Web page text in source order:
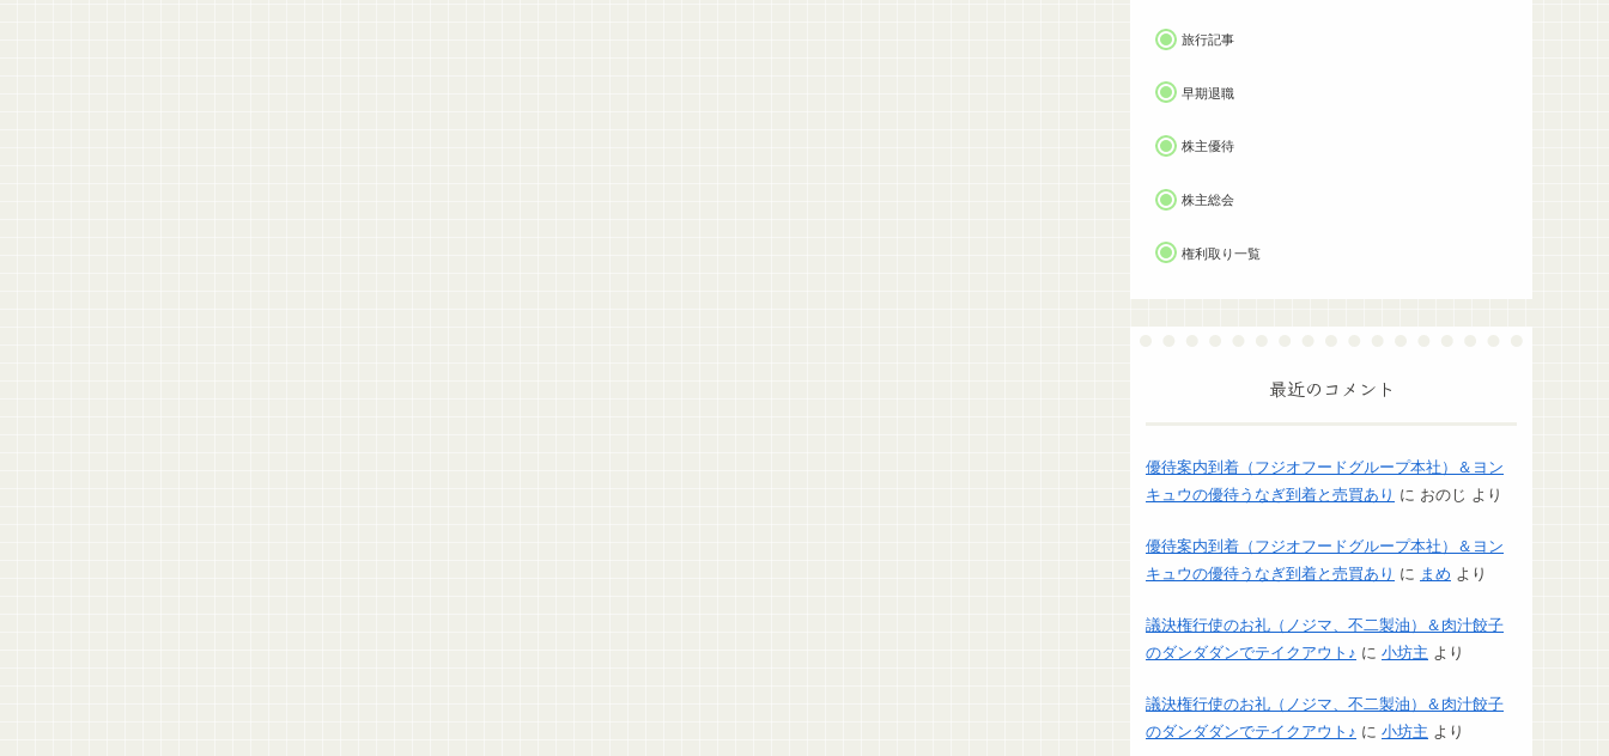
旅行記事
早期退職
株主優待
株主総会
権利取り一覧
最近のコメント
優待案内到着（フジオフードグループ本社）＆ヨン
キュウの優待うなぎ到着と売買あり に おのじ より
優待案内到着（フジオフードグループ本社）＆ヨン
キュウの優待うなぎ到着と売買あり に まめ より
議決権行使のお礼（ノジマ、不二製油）＆肉汁餃子
のダンダダンでテイクアウト♪ に 小坊主 より
議決権行使のお礼（ノジマ、不二製油）＆肉汁餃子
のダンダダンでテイクアウト♪ に 小坊主 より